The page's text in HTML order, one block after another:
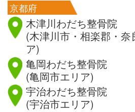
京都府
木津川わだち整骨院
(木津川市・相楽郡・奈
ア)
亀岡わだち整骨院
(亀岡市エリア)
宇治わだち整骨院
(宇治市エリア)